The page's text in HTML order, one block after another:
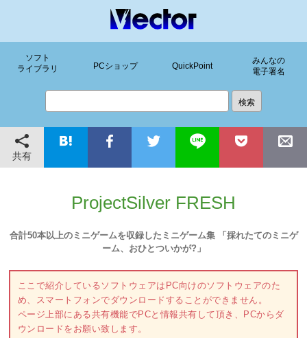
ソフト
ライブラリ
PCショップ QuickPoint
みんなの
電子署名
共有
ProjectSilver FRESH
合計50本以上のミニゲームを収録したミニゲーム集 「採れたてのミニゲ
ーム、おひとついかが?」
ここで紹介しているソフトウェアはPC向けのソフトウェアのた
め、スマートフォンでダウンロードすることができません。
ページ上部にある共有機能でPCと情報共有して頂き、PCからダ
ウンロードをお願い致します。